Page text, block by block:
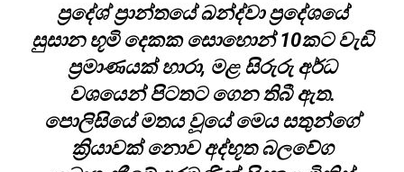
ප්‍රදේශ් ප්‍රාන්තයේ ඛන්ද්වා ප්‍රදේශයේ
සුසාන භූමි දෙකක සොහොන් 10කට වැඩි
ප්‍රමාණයක් හාරා, මළ සිරුරු අර්ධ
වශයෙන් පිටතට ගෙන තිබී ඇත.
පොලිසියේ මතය වූයේ මෙය සතුන්ගේ
ක්‍රියාවක් නොව අද්භූත බලවේග